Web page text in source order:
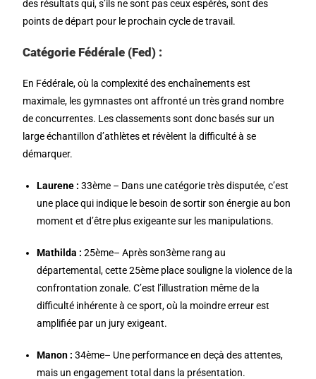
des résultats qui, s’ils ne sont pas ceux espérés, sont des
points de départ pour le prochain cycle de travail.
Catégorie Fédérale (Fed) :
En Fédérale, où la complexité des enchaînements est
maximale, les gymnastes ont affronté un très grand nombre
de concurrentes. Les classements sont donc basés sur un
large échantillon d’athlètes et révèlent la difficulté à se
démarquer.
Laurene : 33ème – Dans une catégorie très disputée, c’est
une place qui indique le besoin de sortir son énergie au bon
moment et d’être plus exigeante sur les manipulations.
Mathilda : 25ème– Après son3ème rang au
départemental, cette 25ème place souligne la violence de la
confrontation zonale. C’est l’illustration même de la
difficulté inhérente à ce sport, où la moindre erreur est
amplifiée par un jury exigeant.
Manon : 34ème– Une performance en deçà des attentes,
mais un engagement total dans la présentation.